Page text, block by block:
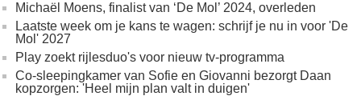
Michaël Moens, finalist van ‘De Mol’ 2024, overleden
Laatste week om je kans te wagen: schrijf je nu in voor 'De
Mol' 2027
Play zoekt rijlesduo's voor nieuw tv-programma
Co-sleepingkamer van Sofie en Giovanni bezorgt Daan
kopzorgen: 'Heel mijn plan valt in duigen'